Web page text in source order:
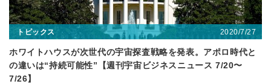
トピックス 2020/7/27
ホワイトハウスが次世代の宇宙探査戦略を発表。アポロ時代と
の違いは“持続可能性”【週刊宇宙ビジネスニュース 7/20〜
7/26】